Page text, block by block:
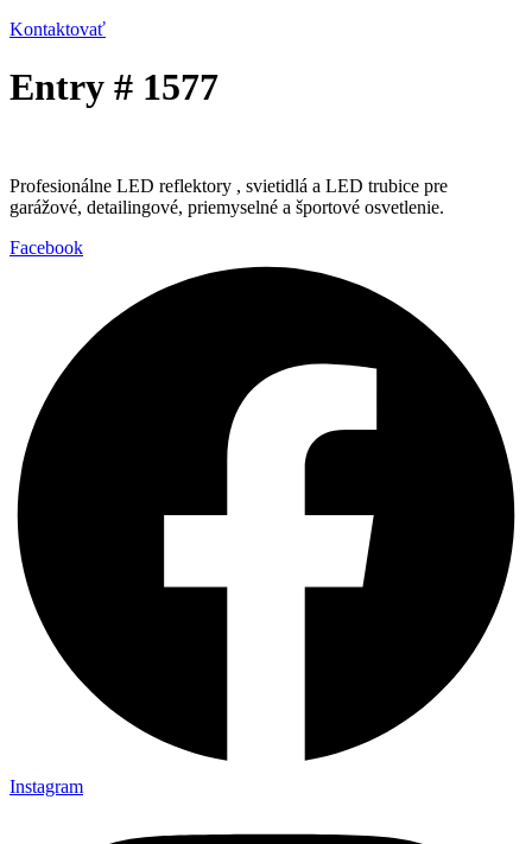
Kontaktovať
Entry # 1577
Profesionálne LED reflektory , svietidlá a LED trubice pre
garážové, detailingové, priemyselné a športové osvetlenie.
Facebook
Instagram